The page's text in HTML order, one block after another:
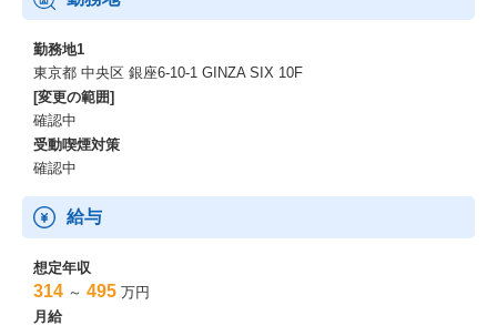
勤務地1
東京都 中央区 銀座6-10-1 GINZA SIX 10F
[変更の範囲]
確認中
受動喫煙対策
確認中
給与
想定年収
314 ～ 495 万円
月給